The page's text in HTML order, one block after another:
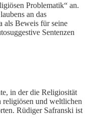
Problematik“ an.
an das
als Beweis für seine
Sentenzen
in der die Religiosität
religiösen und weltlichen
Rüdiger Safranski ist